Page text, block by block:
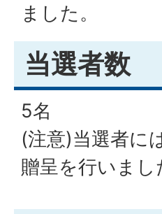
ました。
当選者数
5名
(注意)当選者に
贈呈を行いまし